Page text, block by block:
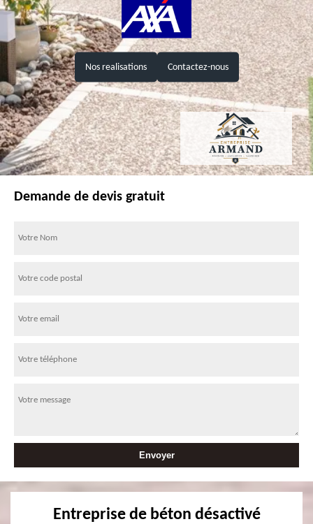
Nos realisations Contactez-nous
Demande de devis gratuit
Entreprise de béton désactivé